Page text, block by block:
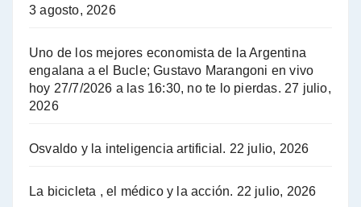
Hugo Yasky : Día de la Militancia - Hugo Yasky con Jorge Gres
Hugo Yasky sobre la Coordinadora de las Industrias de Productos Alimenticios (COPAL) - Hugo Yasky con Jorge Gres
Pablo Moyano sobre el espionaje: "Estos personajes siniestros han hecho mucho daño" - Pablo Moyano con Jorge Gres
3 agosto, 2026
Uno de los mejores economista de la Argentina
engalana a el Bucle; Gustavo Marangoni en vivo
hoy 27/7/2026 a las 16:30, no te lo pierdas. 27 julio,
2026
Osvaldo y la inteligencia artificial. 22 julio, 2026
La bicicleta , el médico y la acción. 22 julio, 2026